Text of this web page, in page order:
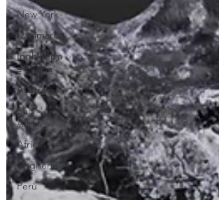
New York
Danimarca
Inghilterra
e Scozia
Australia
Sud
Africa
Africa
Ungheria
Perù